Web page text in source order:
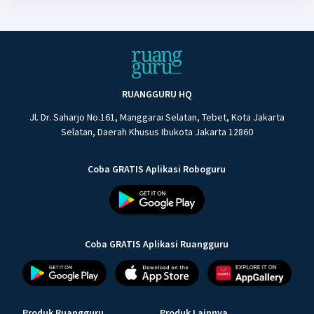
RUANGGURU HQ
Jl. Dr. Saharjo No.161, Manggarai Selatan, Tebet, Kota Jakarta
Selatan, Daerah Khusus Ibukota Jakarta 12860
Coba GRATIS Aplikasi Roboguru
Coba GRATIS Aplikasi Ruangguru